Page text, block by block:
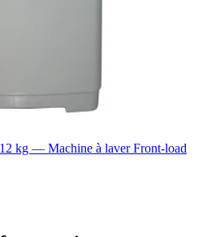
kg — Machine à laver Front-load